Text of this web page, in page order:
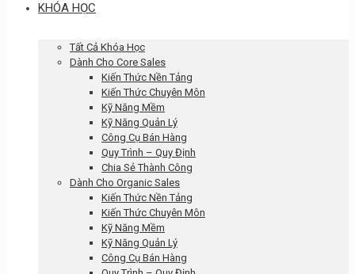
KHÓA HỌC
Tất Cả Khóa Học
Dành Cho Core Sales
Kiến Thức Nền Tảng
Kiến Thức Chuyên Môn
Kỹ Năng Mềm
Kỹ Năng Quản Lý
Công Cụ Bán Hàng
Quy Trình – Quy Định
Chia Sẻ Thành Công
Dành Cho Organic Sales
Kiến Thức Nền Tảng
Kiến Thức Chuyên Môn
Kỹ Năng Mềm
Kỹ Năng Quản Lý
Công Cụ Bán Hàng